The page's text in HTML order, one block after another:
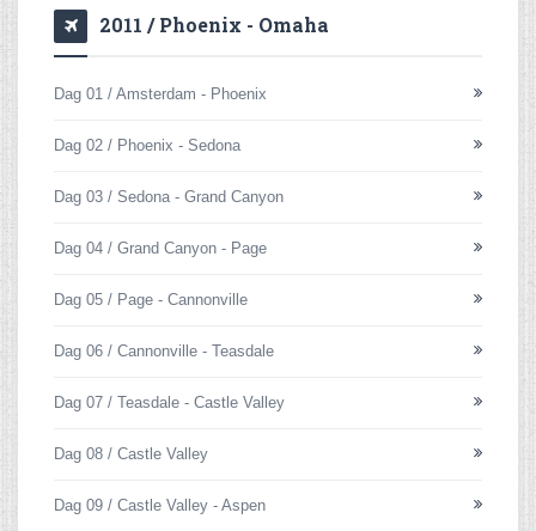
2011 / Phoenix - Omaha
Dag 01 / Amsterdam - Phoenix
Dag 02 / Phoenix - Sedona
Dag 03 / Sedona - Grand Canyon
Dag 04 / Grand Canyon - Page
Dag 05 / Page - Cannonville
Dag 06 / Cannonville - Teasdale
Dag 07 / Teasdale - Castle Valley
Dag 08 / Castle Valley
Dag 09 / Castle Valley - Aspen